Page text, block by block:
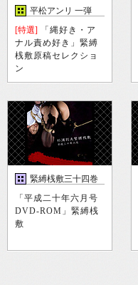
平松アンリ 一弾
[特選] 「縄好き・ア
ナル責め好き」緊縛
桟敷原稿セレクショ
ン
緊縛桟敷三十四巻
「平成二十年六月号
DVD-ROM」緊縛桟
敷